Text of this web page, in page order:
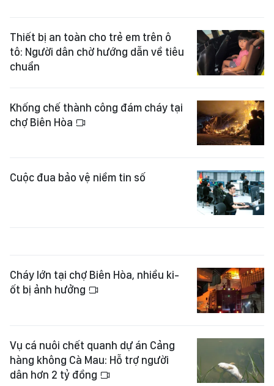
Thiết bị an toàn cho trẻ em trên ô
tô: Người dân chờ hướng dẫn về tiêu
chuẩn
Khống chế thành công đám cháy tại
chợ Biên Hòa
Cuộc đua bảo vệ niềm tin số
Cháy lớn tại chợ Biên Hòa, nhiều ki-
ốt bị ảnh hưởng
Vụ cá nuôi chết quanh dự án Cảng
hàng không Cà Mau: Hỗ trợ người
dân hơn 2 tỷ đồng